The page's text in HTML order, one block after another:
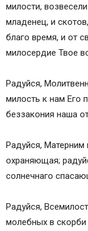
милости,
младенец, и
благо время, и от
милосердие Твое
Радуйся,
милость к нам Его
беззакония наша
Радуйся, Матерним
охраняющая;
солнечнаго
Радуйся,
молебных в